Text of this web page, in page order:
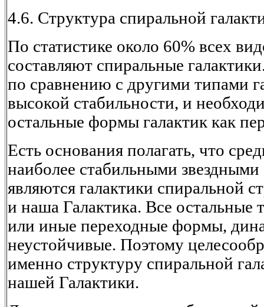
4.6. Структура спиральной
По статистике около 60% всех
составляют спиральные
по сравнению с другими типами
высокой стабильности, и
остальные формы галактик как
Есть основания полагать, что
наиболее стабильными
являются галактики спиральной
и наша Галактика. Все остальные
или иные переходные формы,
неустойчивые. Поэтому
именно структуру спиральной
нашей Галактики.